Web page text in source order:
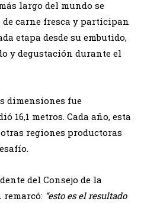
largo del mundo se
carne fresca y participan
etapa desde su embutido,
y degustación durante el
dimensiones fue
16,1 metros. Cada año, esta
regiones productoras
del Consejo de la
remarcó: “esto es el resultado